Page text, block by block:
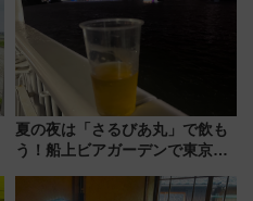
夏の夜は「さるびあ丸」で飲も
う！船上ビアガーデンで東京湾
杯……工場直送生ビールや島グ